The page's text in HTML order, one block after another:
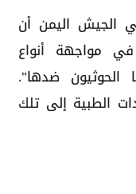
الجيش اليمن أن
مواجهة أنواع
الحوثيون ضدها".
الطبية إلى تلك